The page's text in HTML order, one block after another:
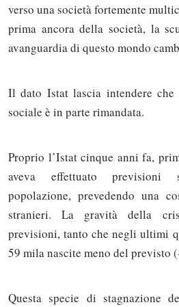
verso una società fortemente
prima ancora della società, la
avanguardia di questo mondo
Il dato Istat lascia intendere che
sociale è in parte rimandata.
Proprio l’Istat cinque anni fa,
aveva effettuato
popolazione, prevedendo una
stranieri. La gravità della
previsioni, tanto che negli ultimi
59 mila nascite meno del previsto
Questa specie di stagnazione